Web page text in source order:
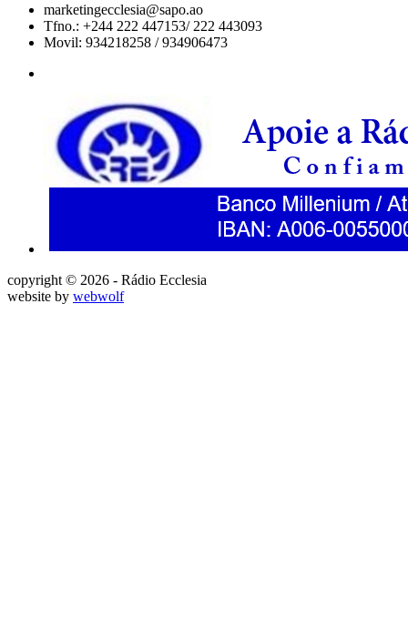
marketingecclesia@sapo.ao
Tfno.: +244 222 447153/ 222 443093
Movil: 934218258 / 934906473
copyright © 2026 - Rádio Ecclesia
website by webwolf